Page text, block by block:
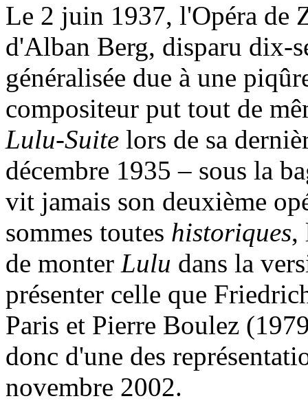
Le 2 juin 1937, l'Opéra de
d'Alban Berg, disparu dix-
généralisée due à une
compositeur put tout de
Lulu-Suite lors de sa
décembre 1935 – sous la
vit jamais son deuxième
sommes toutes historiques,
de monter Lulu dans la
présenter celle que
Paris et Pierre Boulez
donc d'une des
novembre 2002.